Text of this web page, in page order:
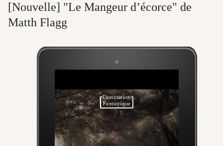
[Nouvelle] "Le Mangeur d’écorce" de
Matth Flagg